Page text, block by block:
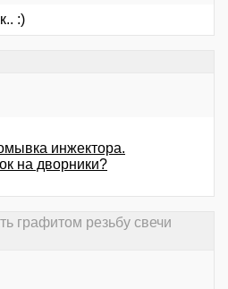
:)
инжектора.
на дворники?
графитом резьбу свечи